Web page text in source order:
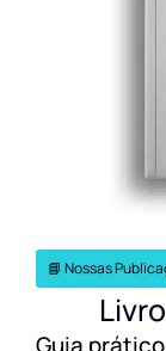
📘 Nossas